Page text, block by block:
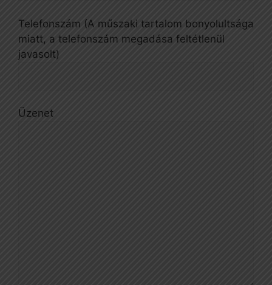
Telefonszám (A műszaki tartalom bonyolultsága
miatt, a telefonszám megadása feltétlenül
javasolt)
Üzenet